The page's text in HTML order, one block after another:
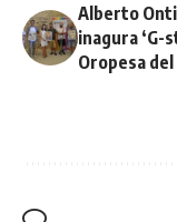
Alberto
inagura ‘G-
Oropesa del